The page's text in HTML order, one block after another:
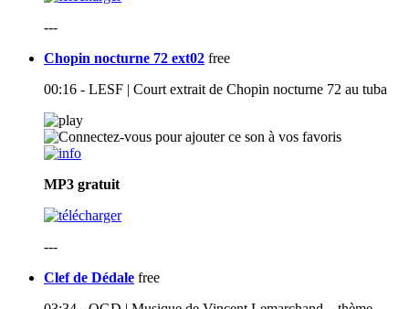
---
Chopin nocturne 72 ext02 free
00:16 - LESF | Court extrait de Chopin nocturne 72 au tuba
MP3 gratuit
---
Clef de Dédale free